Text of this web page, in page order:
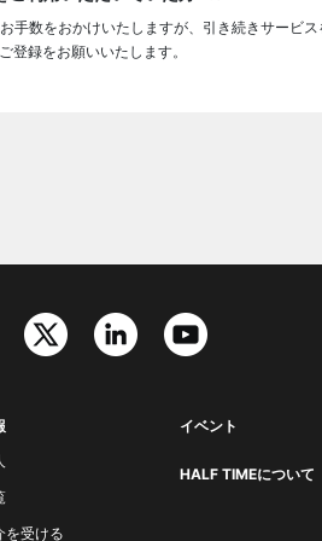
手数をおかけいたしますが、引き続きサービス
登録をお願いいたします。
を受ける
イベント
HALF TIMEについて